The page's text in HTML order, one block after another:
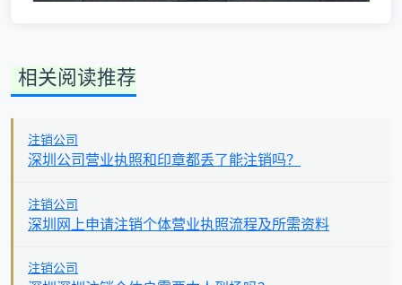
相关阅读推荐
注销公司
深圳公司营业执照和印章都丢了能注销吗？
注销公司
深圳网上申请注销个体营业执照流程及所需资料
注销公司